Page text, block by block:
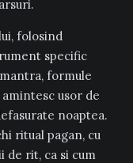
folosind
specific
formule
usor de
noaptea.
ritual pagan, cu
de rit, ca si cum